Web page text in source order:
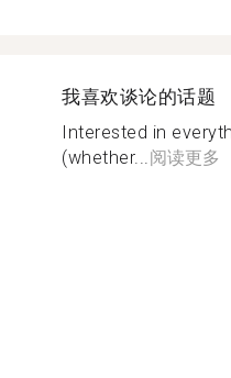
我喜欢谈论的话题
Interested in
(whether...阅读更多